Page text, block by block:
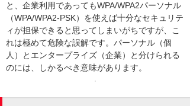
と、企業利用であってもWPA/WPA2パーソナル
（WPA/WPA2-PSK）を使えば十分なセキュリテ
ィが担保できると思ってしまいがちですが、こ
れは極めて危険な誤解です。パーソナル（個
人）とエンタープライズ（企業）と分けられる
のには、しかるべき意味があります。